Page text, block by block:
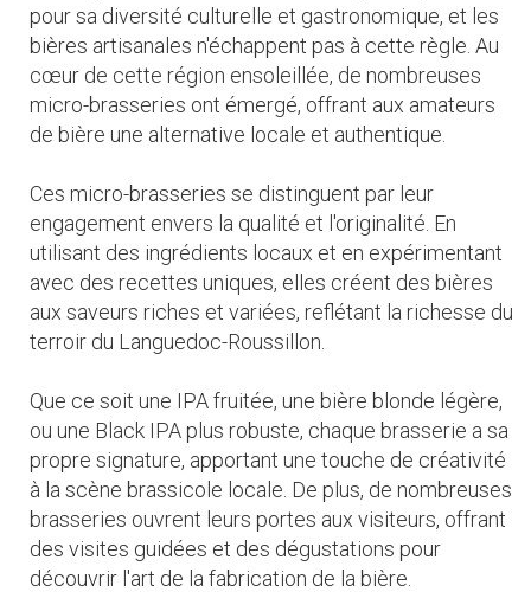
pour sa diversité culturelle et gastronomique, et les
bières artisanales n'échappent pas à cette règle. Au
cœur de cette région ensoleillée, de nombreuses
micro-brasseries ont émergé, offrant aux amateurs
de bière une alternative locale et authentique.
Ces micro-brasseries se distinguent par leur
engagement envers la qualité et l'originalité. En
utilisant des ingrédients locaux et en expérimentant
avec des recettes uniques, elles créent des bières
aux saveurs riches et variées, reflétant la richesse du
terroir du Languedoc-Roussillon.
Que ce soit une IPA fruitée, une bière blonde légère,
ou une Black IPA plus robuste, chaque brasserie a sa
propre signature, apportant une touche de créativité
à la scène brassicole locale. De plus, de nombreuses
brasseries ouvrent leurs portes aux visiteurs, offrant
des visites guidées et des dégustations pour
découvrir l'art de la fabrication de la bière.